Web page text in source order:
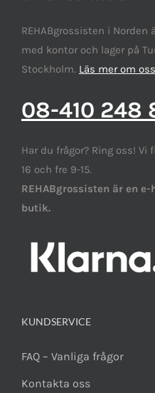
REHABgrossisten i
med kontor och lager på
Stockholm. Läs mer om oss
08-410 248
Har du frågor? Ring oss!
16 och fre 9-15.
REHABgrossisten är en
butik.
KUNDSERVICE
FAQ – Vanliga frågor
Kontakta oss